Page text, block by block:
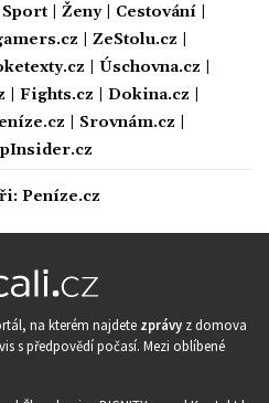
Sport| Ženy| Cestování|
ZeStolu.cz
Úschovna.cz
Fights.cz Dokina.cz
Srovnám.cz
Peníze.cz
na kterém najdete zprávy z domova
s předpovědí počasí. Mezi oblíbené